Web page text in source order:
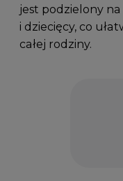
jest podzielony na
i dziecięcy, co
całej rodziny.